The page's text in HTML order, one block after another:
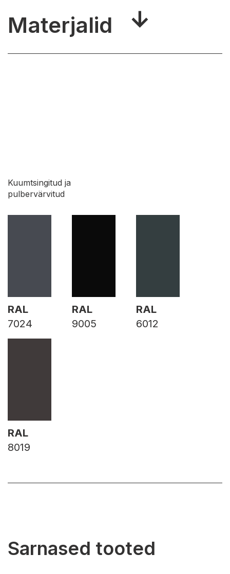
Materjalid
Kuumtsingitud ja
pulbervärvitud
RAL
7024
RAL
9005
RAL
6012
RAL
8019
Sarnased tooted